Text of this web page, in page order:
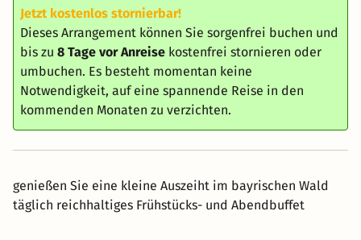
Jetzt kostenlos stornierbar!
Dieses Arrangement können Sie sorgenfrei buchen und
bis zu 8 Tage vor Anreise kostenfrei stornieren oder
umbuchen. Es besteht momentan keine
Notwendigkeit, auf eine spannende Reise in den
kommenden Monaten zu verzichten.
genießen Sie eine kleine Auszeiht im bayrischen Wald
täglich reichhaltiges Frühstücks- und Abendbuffet